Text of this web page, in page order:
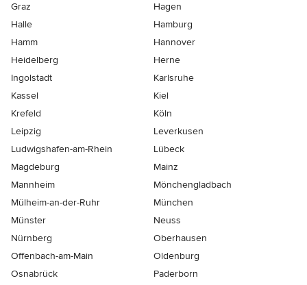
Graz
Hagen
Halle
Hamburg
Hamm
Hannover
Heidelberg
Herne
Ingolstadt
Karlsruhe
Kassel
Kiel
Krefeld
Köln
Leipzig
Leverkusen
Ludwigshafen-am-Rhein
Lübeck
Magdeburg
Mainz
Mannheim
Mönchen­gladbach
Mülheim-an-der-Ruhr
München
Münster
Neuss
Nürnberg
Oberhausen
Offenbach-am-Main
Oldenburg
Osnabrück
Paderborn